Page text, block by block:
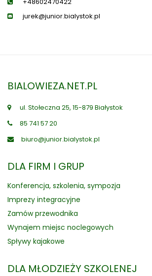
jurek@junior.bialystok.pl
BIALOWIEZA.NET.PL
ul. Stołeczna 25, 15-879 Białystok
85 741 57 20
biuro@junior.bialystok.pl
DLA FIRM I GRUP
Konferencja, szkolenia, sympozja
Imprezy integracyjne
Zamów przewodnika
Wynajem miejsc noclegowych
Spływy kajakowe
DLA MŁODZIEŻY SZKOLENEJ